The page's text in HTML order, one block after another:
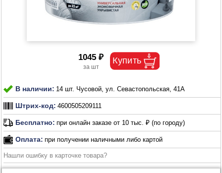
1045 ₽
В наличии: 14 шт. Чусовой, ул. Севастопольская, 41А
Штрих-код: 4600505209111
Бесплатно: при онлайн заказе от 10 тыс. ₽ (по городу)
Оплата: при получении наличными либо картой
Нашли ошибку в карточке товара?